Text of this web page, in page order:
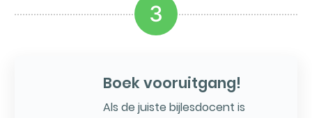
3
Boek vooruitgang!
Als de juiste bijlesdocent is